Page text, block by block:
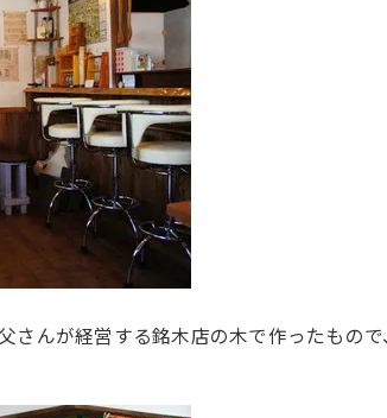
さんが経営する銘木店の木で作ったもの